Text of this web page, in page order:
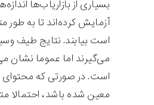
بسیاری از بازاریاب‌ها
آزمایش کرده‌اند تا به طور
است بیابند. نتایج طیف
می‌گیرند اما عموما نشان
است. در صورتی که محتوای
معین شده باشد، احتمالا